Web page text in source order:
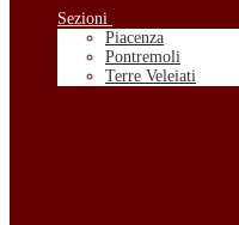
Sezioni
Piacenza
Pontremoli
Terre Veleiati